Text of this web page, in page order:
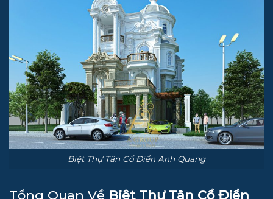
Biệt Thự Tân Cổ Điển Anh Quang
Tổng Quan Về Biệt Thự Tân Cổ Điển